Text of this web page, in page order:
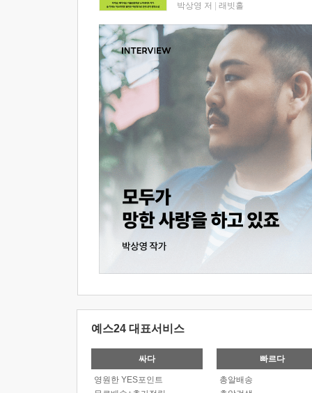
박상영 저 래빗홀
예스24 대표서비스
싸다
영원한 YES포인트
빠르다
총알배송